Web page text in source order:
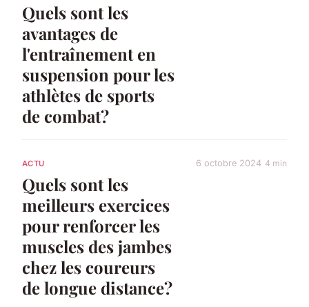
Quels sont les
avantages de
l'entraînement en
suspension pour les
athlètes de sports
de combat?
ACTU
Quels sont les
meilleurs exercices
pour renforcer les
muscles des jambes
chez les coureurs
de longue distance?
6 octobre 2024 4 min